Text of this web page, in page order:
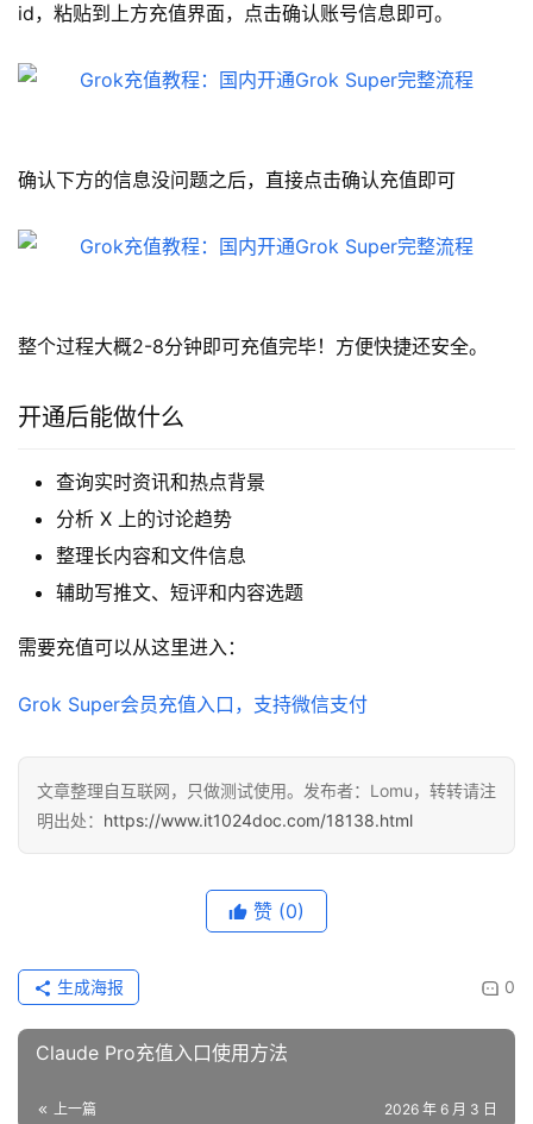
id，粘贴到上方充值界面，点击确认账号信息即可。
确认下方的信息没问题之后，直接点击确认充值即可
整个过程大概2-8分钟即可充值完毕！方便快捷还安全。
开通后能做什么
查询实时资讯和热点背景
分析 X 上的讨论趋势
整理长内容和文件信息
辅助写推文、短评和内容选题
需要充值可以从这里进入：
Grok Super会员充值入口，支持微信支付
文章整理自互联网，只做测试使用。发布者：Lomu，转转请注
明出处： https://www.it1024doc.com/18138.html
赞 (0)
0
生成海报
Claude Pro充值入口使用方法
上一篇 2026 年 6 月 3 日